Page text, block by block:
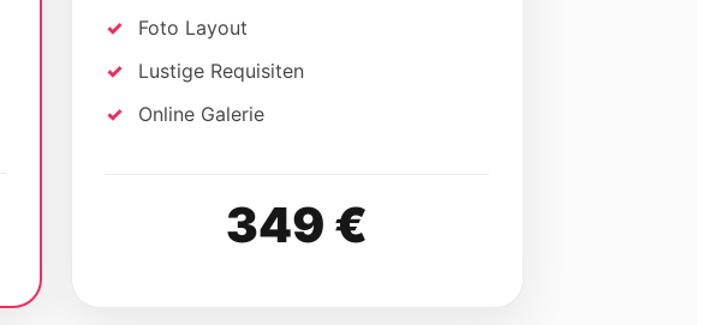
Foto Layout
Lustige Requisiten
Online Galerie
349 €